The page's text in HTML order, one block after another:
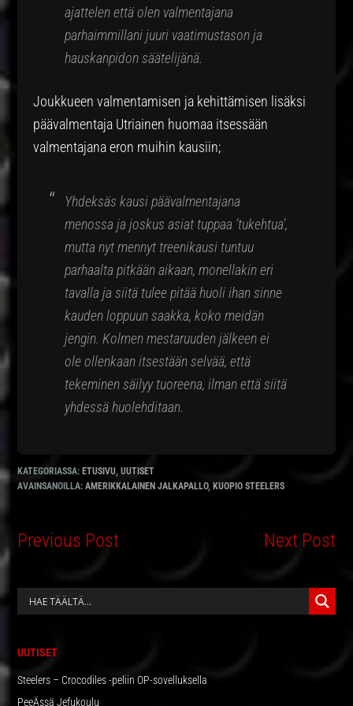
ajattelen että olen valmentajana
parhaimmillani juuri vaatimustason ja
hauskanpidon säätelijänä.
Joukkueen valmentamisen ja kehittämisen lisäksi
päävalmentaja Utriainen huomaa itsessään
valmentajana eron muihin kausiin;
Yhdeksäs kausi päävalmentajana
menossa ja joskus asiat tuppaa ’tukehtua’,
mutta nyt mennyt treenikausi tuntuu
parhaalta pitkään aikaan, monellakin eri
tavalla ja siitä tulee pitää huoli ihan sinne
kauden loppuun saakka, koko meidän
jengin. Kolmen mestaruuden jälkeen ei
ole ollenkaan itsestään selvää, että
tekeminen säilyy tuoreena, ilman että siitä
yhdessä huolehditaan.
KATEGORIASSA: ETUSIVU,UUTISET
AVAINSANOILLA:AMERIKKALAINEN JALKAPALLO, KUOPIO STEELERS
Previous Post Next Post
ENSISIJAINEN
UUTISET
Steelers – Crocodiles -peliin OP-sovelluksella
PeeÄssä Jefukoulu